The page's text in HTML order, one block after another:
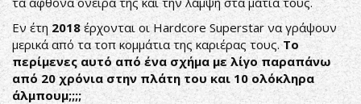
Εν έτη 2018έρχονται οι Hardcore Superstar να γράψουν
μερικά από τα τοπ κομμάτια της καριέρας τους.Το
περίμενες αυτό από ένα σχήμα με λίγο παραπάνω
από 20 χρόνια στην πλάτη του και 10 ολόκληρα
άλμπουμ;;;;